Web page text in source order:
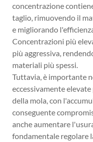
concentrazione
taglio, rimuovendo il
e migliorando
Concentrazioni più
più aggressiva,
materiali più spessi.
Tuttavia, è importante
eccessivamente
della mola, con
conseguente
anche aumentare
fondamentale regolare